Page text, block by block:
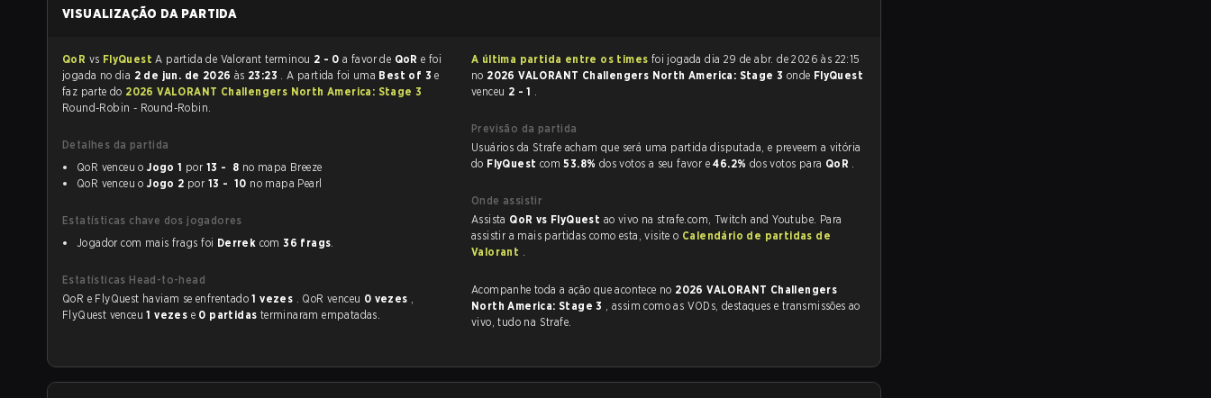
VISUALIZAÇÃO DA PARTIDA
QoR vs FlyQuest A partida de Valorant terminou 2 - 0 a favor de QoRe foi
jogada no dia 2 de jun. de 2026 às 23:23 . A partida foi uma Best of 3e
faz parte do
2026 VALORANT Challengers North America: Stage 3
Round-Robin - Round-Robin.
Detalhes da partida
QoR venceu oJogo 1 por 13 - 8 no mapa Breeze
QoR venceu oJogo 2 por 13 - 10 no mapa Pearl
Estatísticas chave dos jogadores
Jogador com mais frags foi Derrek com36 frags.
Estatísticas Head-to-head
QoR e FlyQuest haviam se enfrentado1 vezes . QoR venceu 0 vezes ,
FlyQuest venceu1 vezes e 0 partidas terminaram empatadas.
A última partida entre os times
no
2026 VALORANT Challengers North America: Stage 3 onde FlyQuest
venceu 2 - 1 .
Previsão da partida
Usuários da Strafe acham que será uma partida disputada, e preveem a vitória
do FlyQuest com53.8% dos votos a seu favor e46.2% dos votos para QoR .
Onde assistir
Assista QoR vs FlyQuest ao vivo na strafe.com, Twitch and Youtube. Para
assistir a mais partidas como esta, visite o Calendário de partidas de
Valorant .
Acompanhe toda a ação que acontece no 2026 VALORANT Challengers
North America: Stage 3 , assim como as VODs, destaques e transmissões ao
vivo, tudo na Strafe.